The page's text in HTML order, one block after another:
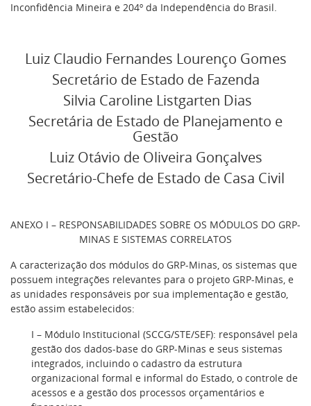
Inconfidência Mineira e 204º da Independência do Brasil.
Luiz Claudio Fernandes Lourenço Gomes
Secretário de Estado de Fazenda
Silvia Caroline Listgarten Dias
Secretária de Estado de Planejamento e
Gestão
Luiz Otávio de Oliveira Gonçalves
Secretário-Chefe de Estado de Casa Civil
ANEXO I – RESPONSABILIDADES SOBRE OS MÓDULOS DO GRP-
MINAS E SISTEMAS CORRELATOS
A caracterização dos módulos do GRP-Minas, os sistemas que
possuem integrações relevantes para o projeto GRP-Minas, e
as unidades responsáveis por sua implementação e gestão,
estão assim estabelecidos:
I – Módulo Institucional (SCCG/STE/SEF): responsável pela
gestão dos dados-base do GRP-Minas e seus sistemas
integrados, incluindo o cadastro da estrutura
organizacional formal e informal do Estado, o controle de
acessos e a gestão dos processos orçamentários e